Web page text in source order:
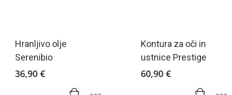
Hranljivo olje
Serenibio
36,90 €
Kontura za oči in
ustnice Prestige
60,90 €